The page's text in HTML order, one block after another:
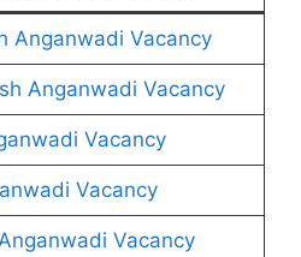
Anganwadi Vacancy
Anganwadi Vacancy
Vacancy
Vacancy
Vacancy